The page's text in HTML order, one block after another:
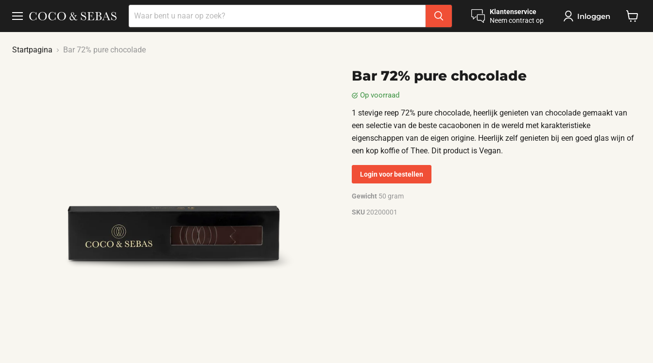
Klantenservice
Neem contract op
Inloggen
Startpagina
Bar 72% pure chocolade
Bar 72% pure chocolade
op voorraad
1 stevige reep 72% pure chocolade, heerlijk genieten van chocolade gemaakt van
een selectie van de beste cacaobonen in de wereld met karakteristieke
eigenschappen van de eigen origine. Heerlijk zelf genieten bij een goed glas wijn of
een kop koffie of Thee. Dit product is Vegan.
Login voor bestellen
Gewicht50 gram
SKU 20200001